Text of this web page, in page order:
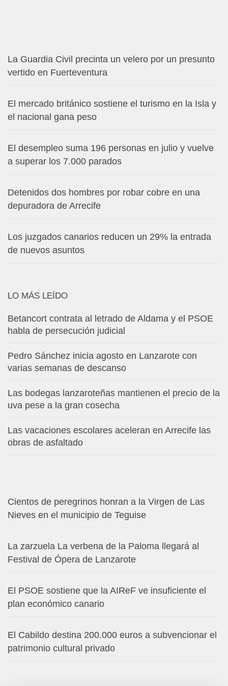
La Guardia Civil precinta un velero por un presunto
vertido en Fuerteventura
El mercado británico sostiene el turismo en la Isla y
el nacional gana peso
El desempleo suma 196 personas en julio y vuelve
a superar los 7.000 parados
Detenidos dos hombres por robar cobre en una
depuradora de Arrecife
Los juzgados canarios reducen un 29% la entrada
de nuevos asuntos
LO MÁS LEÍDO
Betancort contrata al letrado de Aldama y el PSOE
habla de persecución judicial
Pedro Sánchez inicia agosto en Lanzarote con
varias semanas de descanso
Las bodegas lanzaroteñas mantienen el precio de la
uva pese a la gran cosecha
Las vacaciones escolares aceleran en Arrecife las
obras de asfaltado
Cientos de peregrinos honran a la Virgen de Las
Nieves en el municipio de Teguise
La zarzuela La verbena de la Paloma llegará al
Festival de Ópera de Lanzarote
El PSOE sostiene que la AIReF ve insuficiente el
plan económico canario
El Cabildo destina 200.000 euros a subvencionar el
patrimonio cultural privado